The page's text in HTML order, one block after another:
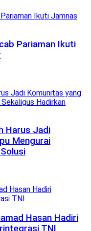
Pariaman Ikuti
Harus Jadi
Mengurai
Hasan Hadiri
TNI